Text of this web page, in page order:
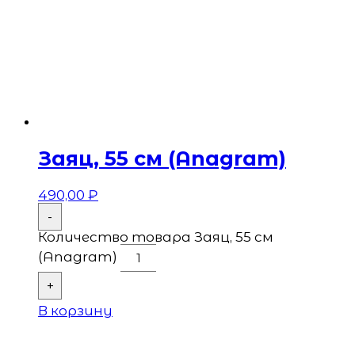
Заяц, 55 см (Anagram)
490,00 ₽
-
Количество товара Заяц, 55 см
(Anagram)
+
В корзину